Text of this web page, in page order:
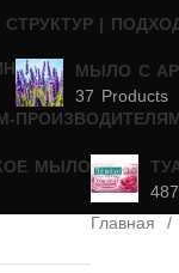
|
МЫЛО С
37 Products
МЫЛО
Главная